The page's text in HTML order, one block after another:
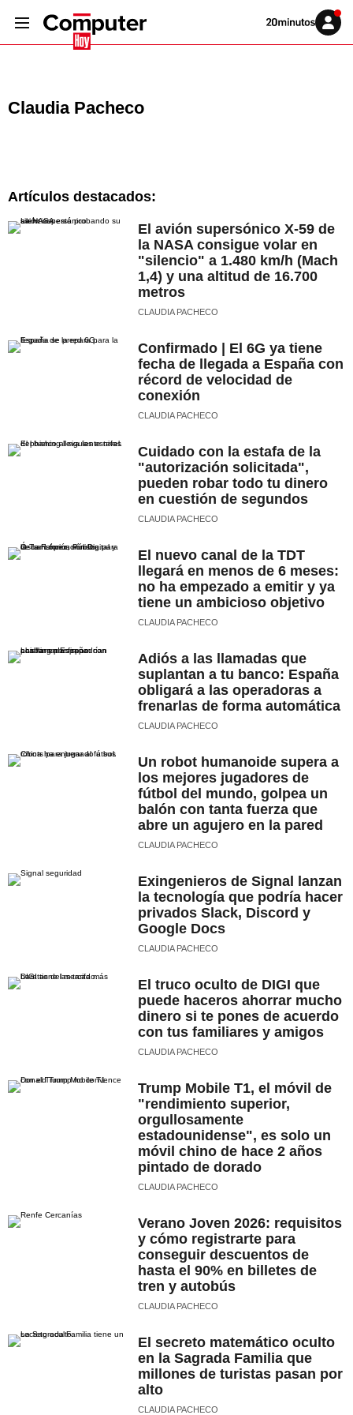
Volver
Iniciar
sesión
Claudia Pacheco
Artículos destacados:
El avión supersónico X-59 de
la NASA consigue volar en
"silencio" a 1.480 km/h (Mach
1,4) y una altitud de 16.700
metros
CLAUDIA PACHECO
Confirmado | El 6G ya tiene
fecha de llegada a España con
récord de velocidad de
conexión
CLAUDIA PACHECO
Cuidado con la estafa de la
"autorización solicitada",
pueden robar todo tu dinero
en cuestión de segundos
CLAUDIA PACHECO
El nuevo canal de la TDT
llegará en menos de 6 meses:
no ha empezado a emitir y ya
tiene un ambicioso objetivo
CLAUDIA PACHECO
Adiós a las llamadas que
suplantan a tu banco: España
obligará a las operadoras a
frenarlas de forma automática
CLAUDIA PACHECO
Un robot humanoide supera a
los mejores jugadores de
fútbol del mundo, golpea un
balón con tanta fuerza que
abre un agujero en la pared
CLAUDIA PACHECO
Exingenieros de Signal lanzan
la tecnología que podría hacer
privados Slack, Discord y
Google Docs
CLAUDIA PACHECO
El truco oculto de DIGI que
puede haceros ahorrar mucho
dinero si te pones de acuerdo
con tus familiares y amigos
CLAUDIA PACHECO
Trump Mobile T1, el móvil de
"rendimiento superior,
orgullosamente
estadounidense", es solo un
móvil chino de hace 2 años
pintado de dorado
CLAUDIA PACHECO
Verano Joven 2026: requisitos
y cómo registrarte para
conseguir descuentos de
hasta el 90% en billetes de
tren y autobús
CLAUDIA PACHECO
El secreto matemático oculto
en la Sagrada Familia que
millones de turistas pasan por
alto
CLAUDIA PACHECO